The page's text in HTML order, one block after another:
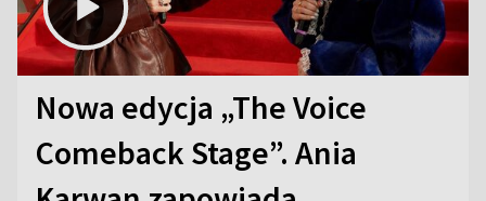
Nowa edycja „The Voice
Comeback Stage”. Ania